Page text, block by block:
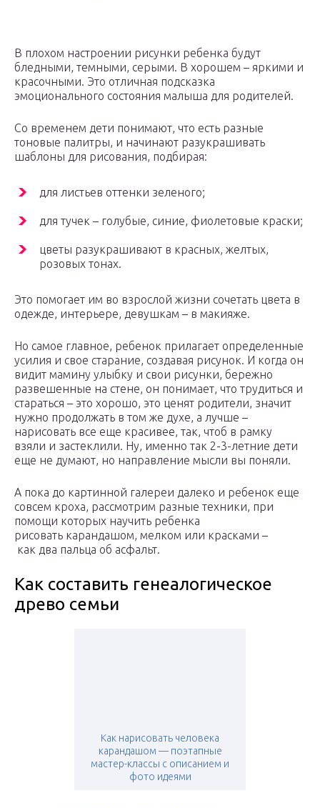
В плохом настроении рисунки ребенка будут
бледными, темными, серыми. В хорошем – яркими и
красочными. Это отличная подсказка
эмоционального состояния малыша для родителей.
Со временем дети понимают, что есть разные
тоновые палитры, и начинают разукрашивать
шаблоны для рисования, подбирая:
для листьев оттенки зеленого;
для тучек – голубые, синие, фиолетовые краски;
цветы разукрашивают в красных, желтых,
розовых тонах.
Это помогает им во взрослой жизни сочетать цвета в
одежде, интерьере, девушкам – в макияже.
Но самое главное, ребенок прилагает определенные
усилия и свое старание, создавая рисунок. И когда он
видит мамину улыбку и свои рисунки, бережно
развешенные на стене, он понимает, что трудиться и
стараться – это хорошо, это ценят родители, значит
нужно продолжать в том же духе, а лучше –
нарисовать все еще красивее, так, чтоб в рамку
взяли и застеклили. Ну, именно так 2-3-летние дети
еще не думают, но направление мысли вы поняли.
А пока до картинной галереи далеко и ребенок еще
совсем кроха, рассмотрим разные техники, при
помощи которых научить ребенка
рисовать карандашом, мелком или красками –
как два пальца об асфальт.
Как составить генеалогическое
древо семьи
Как нарисовать человека
карандашом — поэтапные
мастер-классы с описанием и
фото идеями